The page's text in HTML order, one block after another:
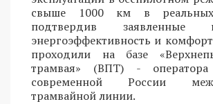
свыше 1000 км в реальных
подтвердив заявленные
энергоэффективность и
проходили на базе
трамвая» (ВПТ) -
современной России
трамвайной линии.